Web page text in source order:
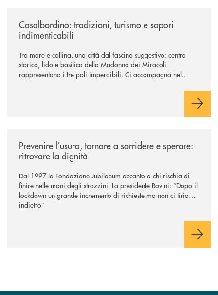
Casalbordino: tradizioni, turismo e sapori
indimenticabili
Tra mare e collina, una città dal fascino suggestivo: centro
storico, lido e basilica della Madonna dei Miracoli
rappresentano i tre poli imperdibili. Ci accompagna nel
Prevenire l’usura, tornare a sorridere e sperare:
ritrovare la dignità
Dal 1997 la Fondazione Jubilaeum accanto a chi rischia di
finire nelle mani degli strozzini. La presidente Bovini: “Dopo il
lockdown un grande incremento di richieste ma non ci tiriamo
indietro”